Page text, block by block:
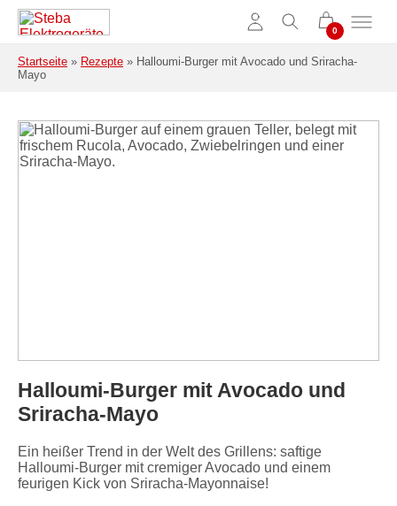
Zum Hauptinhalt springen
Startseite » Rezepte » Halloumi-Burger mit Avocado und Sriracha-
Mayo
Halloumi-Burger mit Avocado und
Sriracha-Mayo
Ein heißer Trend in der Welt des Grillens: saftige
Halloumi-Burger mit cremiger Avocado und einem
feurigen Kick von Sriracha-Mayonnaise!